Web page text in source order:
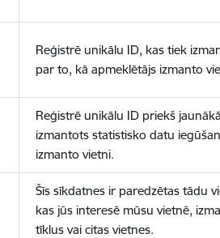
Reģistrē unikālu ID, kas tiek
par to, kā apmeklētājs izmanto
Reģistrē unikālu ID priekš
izmantots statistisko datu
izmanto vietni.
Šīs sīkdatnes ir paredzētas tādu
kas jūs interesē mūsu vietnē,
tīklus vai citas vietnes.